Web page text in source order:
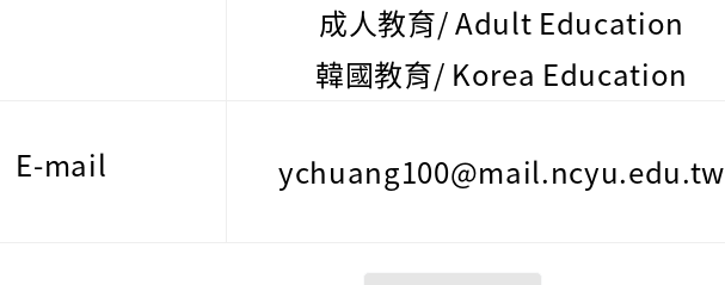
成人教育/ Adult Education
韓國教育/ Korea Education
E-mail ychuang100@mail.ncyu.edu.tw